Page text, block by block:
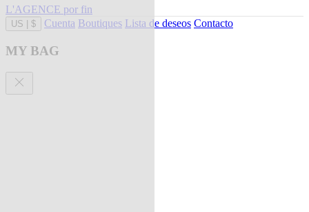
L'AGENCE por fin
US $ Cuenta Boutiques Lista de deseos Contacto
MY BAG